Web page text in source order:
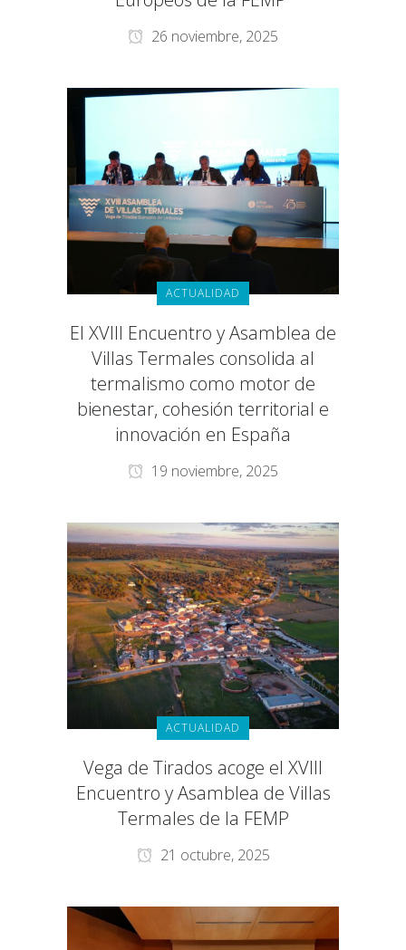
26 noviembre, 2025
ACTUALIDAD
El XVIII Encuentro y Asamblea de
Villas Termales consolida al
termalismo como motor de
bienestar, cohesión territorial e
innovación en España
19 noviembre, 2025
ACTUALIDAD
Vega de Tirados acoge el XVIII
Encuentro y Asamblea de Villas
Termales de la FEMP
21 octubre, 2025